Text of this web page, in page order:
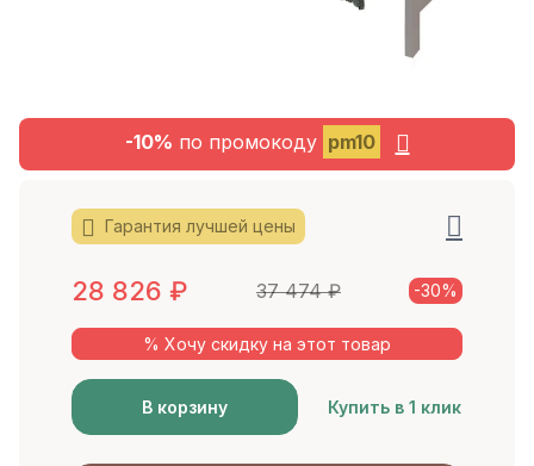
-10% по промокоду pm10
Гарантия лучшей цены
28 826 ₽ 37 474₽ -30%
% Хочу скидку на этот товар
В корзину Купить в 1 клик